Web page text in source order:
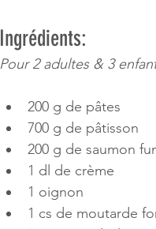
Ingrédients:
Pour 2 adultes & 3
200 g de pâtes
700 g de pâtisson
200 g de saumon
1 dl de crème
1 oignon
1 cs de moutarde